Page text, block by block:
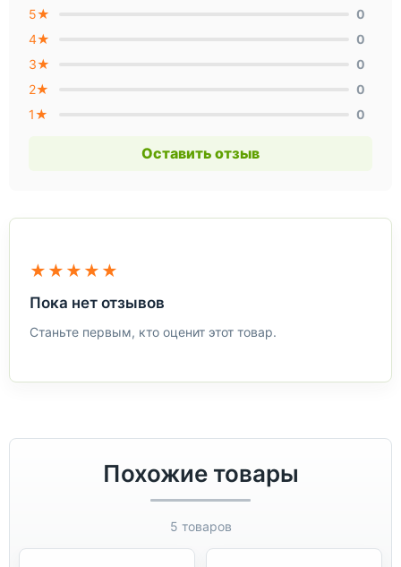
5★
0
4★
0
3★
0
2★
0
1★
0
Оставить отзыв
★★★★★
Пока нет отзывов
Станьте первым, кто оценит этот товар.
Похожие товары
5 товаров